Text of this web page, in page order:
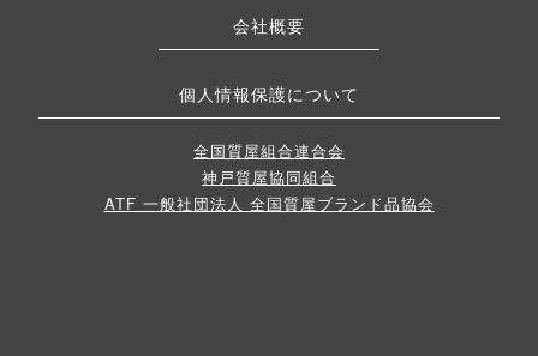
会社概要
個人情報保護について
全国質屋組合連合会
神戸質屋協同組合
ATF 一般社団法人 全国質屋ブランド品協会